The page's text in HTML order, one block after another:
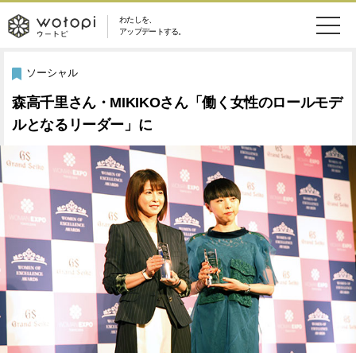
わたしを、
アップデートする。
wotopi
-
ウ
ー
ト
ピ
メ
ニ
ュ
ー
恋愛・結婚
美容・コスメ 妊娠・出産
健康 ワークスタイル
ライフスタイル ファッション
ソーシャル SDGs
アイテム
検
索
ウートピとは？
ソーシャル
森高千里さん・MIKIKOさん「働く女性のロールモデ
ルとなるリーダー」に